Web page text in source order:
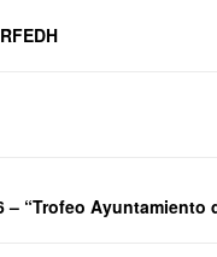
“Trofeo Ayuntamiento